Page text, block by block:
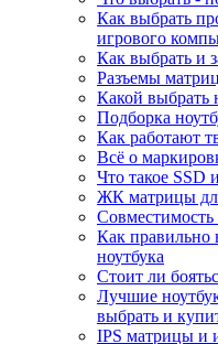
Как выбрать
игрового
Как выбрать и
Разъемы
Какой выбрать
Подборка
Как работают
Всё о
Что такое SSD
ЖК матрицы
Как правильно
ноутбука
Стоит ли
Лучшие
выбрать и
IPS матрицы и